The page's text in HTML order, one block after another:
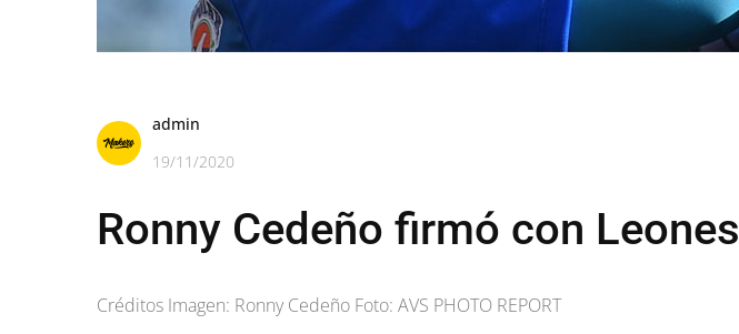
admin
19/11/2020
Ronny Cedeño firmó con Leones
Créditos Imagen: Ronny Cedeño Foto: AVS PHOTO REPORT